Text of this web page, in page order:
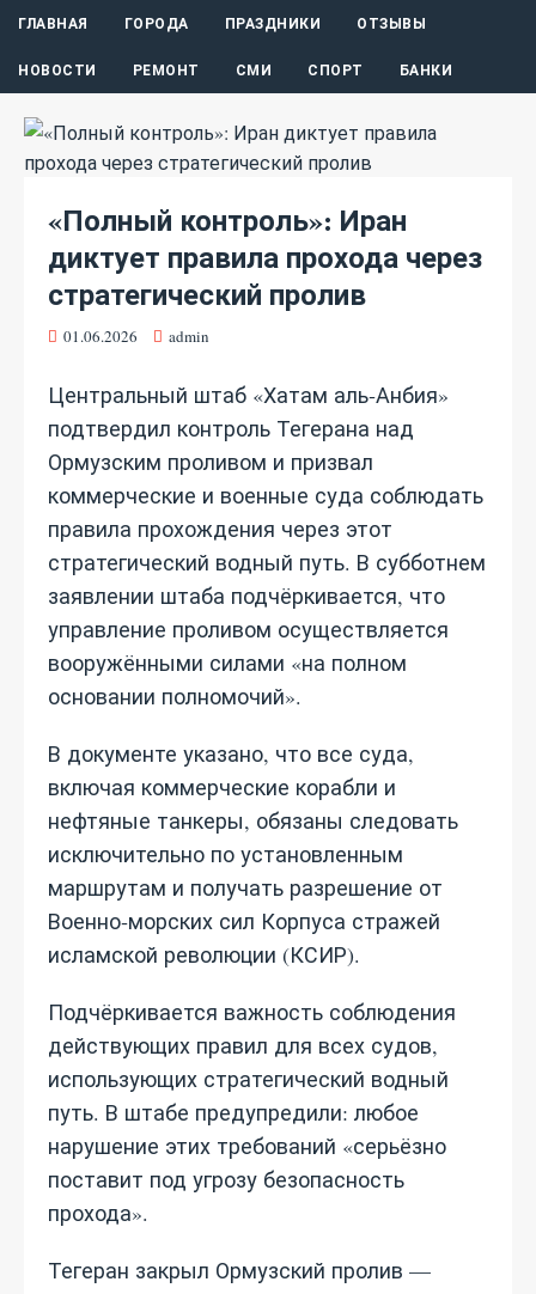
ГЛАВНАЯ ГОРОДА ПРАЗДНИКИ ОТЗЫВЫ
НОВОСТИ РЕМОНТ СМИ СПОРТ БАНКИ
«Полный контроль»: Иран
диктует правила прохода через
стратегический пролив
01.06.2026 admin
Центральный штаб «Хатам аль‑Анбия»
подтвердил контроль Тегерана над
Ормузским проливом и призвал
коммерческие и военные суда соблюдать
правила прохождения через этот
стратегический водный путь. В субботнем
заявлении штаба подчёркивается, что
управление проливом осуществляется
вооружёнными силами «на полном
основании полномочий».
В документе указано, что все суда,
включая коммерческие корабли и
нефтяные танкеры, обязаны следовать
исключительно по установленным
маршрутам и получать разрешение от
Военно‑морских сил Корпуса стражей
исламской революции (КСИР).
Подчёркивается важность соблюдения
действующих правил для всех судов,
использующих стратегический водный
путь. В штабе предупредили: любое
нарушение этих требований «серьёзно
поставит под угрозу безопасность
прохода».
Тегеран закрыл Ормузский пролив —